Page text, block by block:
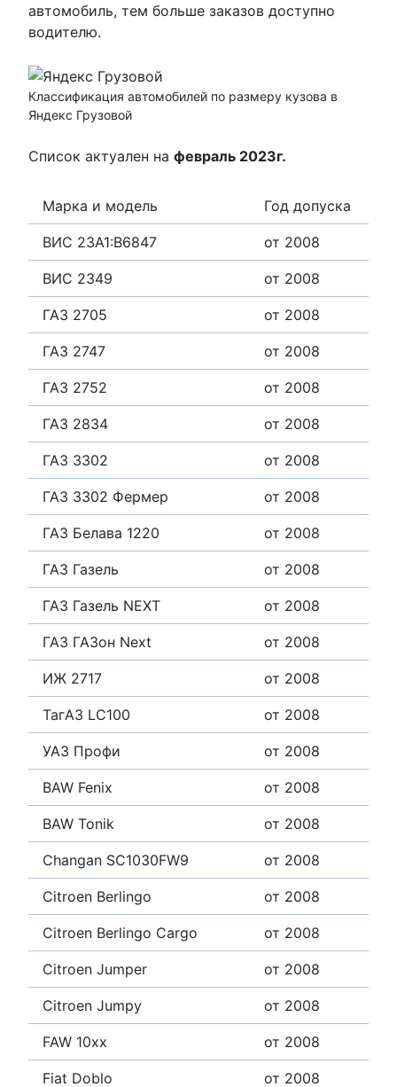
автомобиль, тем больше заказов доступно
водителю.
Классификация автомобилей по размеру кузова в
Яндекс Грузовой
Список актуален на февраль 2023г.
Марка и модель Год допуска
ВИС 23A1:B6847 от 2008
ВИС 2349 от 2008
ГАЗ 2705 от 2008
ГАЗ 2747 от 2008
ГАЗ 2752 от 2008
ГАЗ 2834 от 2008
ГАЗ 3302 от 2008
ГАЗ 3302 Фермер от 2008
ГАЗ Белава 1220 от 2008
ГАЗ Газель от 2008
ГАЗ Газель NEXT от 2008
ГАЗ ГАЗон Next от 2008
ИЖ 2717 от 2008
ТагАЗ LC100 от 2008
УАЗ Профи от 2008
BAW Fenix от 2008
BAW Tonik от 2008
Changan SC1030FW9 от 2008
Citroen Berlingo от 2008
Citroen Berlingo Cargo от 2008
Citroen Jumper от 2008
Citroen Jumpy от 2008
FAW 10xx от 2008
Fiat Doblo от 2008